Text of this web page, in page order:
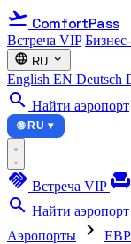
flight_takeoff ComfortPass
Встреча VIP
language RU expand_more
English EN Deutsch
search Найти аэропорт
🌐 RU ▾
handshake Встреча VIP chair
search Найти аэропорт
Аэропорты
chevron_right